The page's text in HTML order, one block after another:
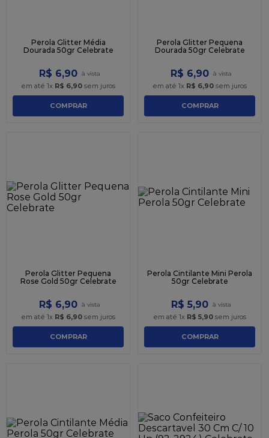
Perola Glitter Média
Dourada 50gr Celebrate
R$ 6,90
em até 1x R$ 6,90 sem juros
COMPRAR
Perola Glitter Pequena
Dourada 50gr Celebrate
R$ 6,90
em até 1x R$ 6,90 sem juros
COMPRAR
Perola Glitter Pequena
Rose Gold 50gr Celebrate
R$ 6,90
em até 1x R$ 6,90 sem juros
COMPRAR
Perola Cintilante Mini Perola
50gr Celebrate
R$ 5,90
em até 1x R$ 5,90 sem juros
COMPRAR